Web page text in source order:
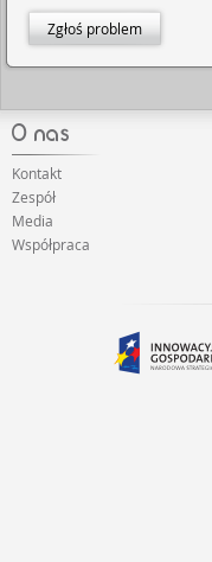
Zgłoś problem
Kontakt
Zespół
Media
Współpraca